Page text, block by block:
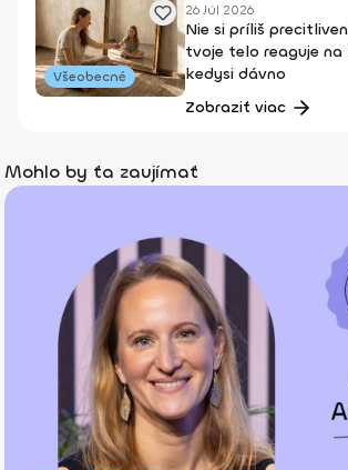
Všeobecné
26 Júl 2026
Nie si príliš
tvoje telo reaguje
kedysi dávno
Zobraziť viac
Mohlo by ťa zaujímať